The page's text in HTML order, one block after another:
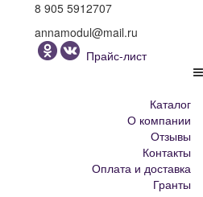
8 905 5912707
annamodul@mail.ru
Прайс-лист
Каталог
О компании
Отзывы
Контакты
Оплата и доставка
Гранты